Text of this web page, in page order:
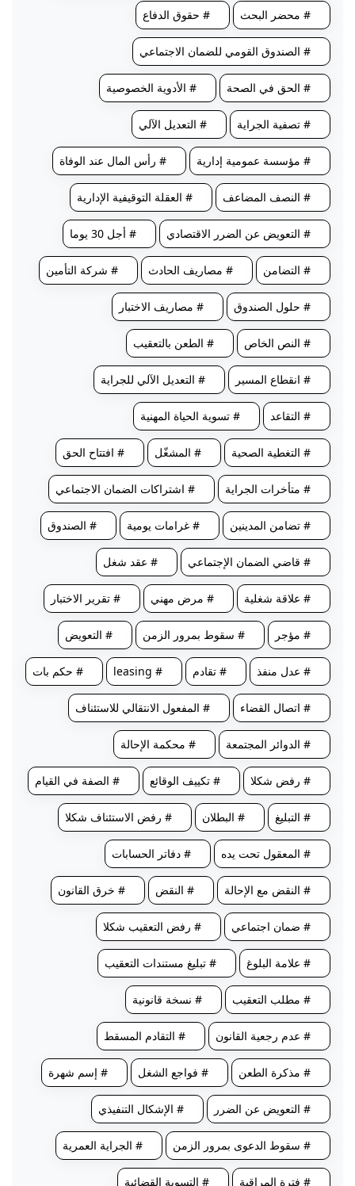
# محضر البحث # حقوق الدفاع
# الصندوق القومي للضمان الاجتماعي
# الحق في الصحة # الأدوية الخصوصية
# تصفية الجراية # التعديل الآلي
# مؤسسة عمومية إدارية # رأس المال عند الوفاة
# النصف المضاعف # العقلة التوقيفية الإدارية
# التعويض عن الضرر الاقتصادي # أجل 30 يوما
# التضامن # مصاريف الحادث # شركة التأمين
# حلول الصندوق # مصاريف الاختبار
# النص الخاص # الطعن بالتعقيب
# انقطاع المسير # التعديل الآلي للجراية
# التقاعد # تسوية الحياة المهنية
# التغطية الصحية # المشغّل # افتتاح الحق
# متأخرات الجراية # اشتراكات الضمان الاجتماعي
# تضامن المدينين # غرامات يومية # الصندوق
# قاضي الضمان الإجتماعي # عقد شغل
# علاقة شغلية # مرض مهني # تقرير الاختبار
# مؤجر # سقوط بمرور الزمن # التعويض
# عدل منفذ # تقادم # leasing # حكم بات
# اتصال القضاء # المفعول الانتقالي للاستئناف
# الدوائر المجتمعة # محكمة الإحالة
# رفض شكلا # تكييف الوقائع # الصفة في القيام
# التبليغ # البطلان # رفض الاستئناف شكلا
# المعقول تحت يده # دفاتر الحسابات
# النقض مع الإحالة # النقض # خرق القانون
# ضمان اجتماعي # رفض التعقيب شكلا
# علامة البلوغ # تبليغ مستندات التعقيب
# مطلب التعقيب # نسخة قانونية
# عدم رجعية القانون # التقادم المسقط
# مذكرة الطعن # فواجع الشغل # إسم شهرة
# التعويض عن الضرر # الإشكال التنفيذي
# سقوط الدعوى بمرور الزمن # الجراية العمرية
# فترة المراقبة # التسوية القضائية